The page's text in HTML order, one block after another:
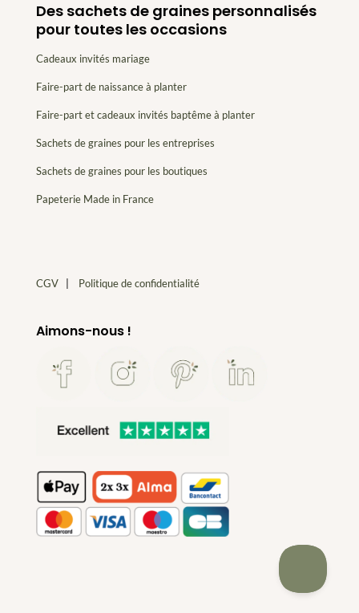
Des sachets de graines personnalisés
pour toutes les occasions
Cadeaux invités mariage
Faire-part de naissance à planter
Faire-part et cadeaux invités baptême à planter
Sachets de graines pour les entreprises
Sachets de graines pour les boutiques
Papeterie Made in France
CGV| Politique de confidentialité
Aimons-nous !